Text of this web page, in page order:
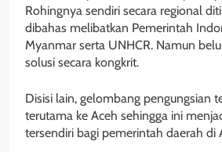
Rohingnya sendiri secara regional
dibahas melibatkan Pemerintah
Myanmar serta UNHCR. Namun
solusi secara kongkrit.
Disisi lain, gelombang pengungsian
terutama ke Aceh sehingga ini
tersendiri bagi pemerintah daerah di